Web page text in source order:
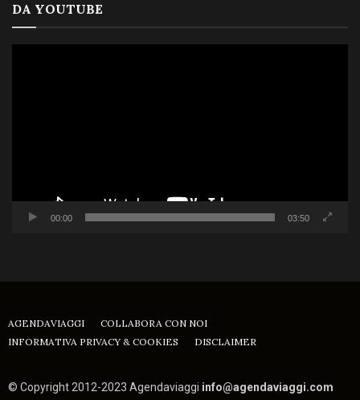
DA YOUTUBE
00:00 03:50
AGENDAVIAGGI
COLLABORA CON NOI
INFORMATIVA PRIVACY & COOKIES
DISCLAIMER
© Copyright 2012-2023 Agendaviaggi info@agendaviaggi.com